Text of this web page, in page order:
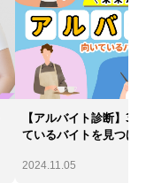
【アルバイト診断】
ているバイトを見つけ
2024.11.05